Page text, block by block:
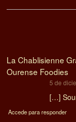
La Chablisienne
Ourense Foodies
5 de
[…]
Accede para responder